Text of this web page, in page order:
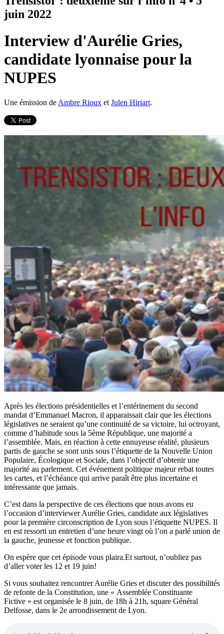
juin 2022
Interview d'Aurélie Gries,
candidate lyonnaise pour la
NUPES
Une émission de Ambre Rioux et Julen Hiriart.
Après les élections présidentielles et l’entérinement du second
mandat d’Emmanuel Macron, il apparaissait clair que les élections
législatives ne seraient qu’une continuité de sa victoire, lui octroyant,
comme d’habitude sous la 5ème République, une majorité a
l’assemblée. Mais, en réaction à cette ennuyeuse réalité, plusieurs
partis de gauche se sont unis sous l’étiquette de la Nouvelle Union
Populaire, Écologique et Sociale, dans l’objectif d’obtenir une
majorité au parlement. Cet événement politique majeur rebat toutes
les cartes, et l’échéance qui arrive paraît être plus incertaine et
intéressante que jamais.
C’est dans la perspective de ces élections que nous avons eu
l’occasion d’interviewer Aurélie Gries, candidate aux législatives
pour la première circonscription de Lyon sous l’étiquette NUPES. Il
en est ressorti un entretien d’une heure vingt où l’on a parlé union de
la gauche, jeunesse et fonction publique.
On espère que cet épisode vous plaira.Et surtout, n’oubliez pas
d’aller voter les 12 et 19 juin!
Si vous souhaitez rencontrer Aurélie Gries et discuter des possibilités
de refonte de la Constitution, une « Assemblée Constituante
Fictive » est organisée le 8 juin, de 18h à 21h, square Général
Delfosse, dans le 2e arrondissement de Lyon.